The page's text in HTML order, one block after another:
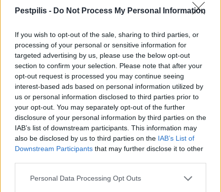
Pestpilis - Do Not Process My Personal Information
If you wish to opt-out of the sale, sharing to third parties, or
processing of your personal or sensitive information for
targeted advertising by us, please use the below opt-out
section to confirm your selection. Please note that after your
opt-out request is processed you may continue seeing
interest-based ads based on personal information utilized by
us or personal information disclosed to third parties prior to
your opt-out. You may separately opt-out of the further
disclosure of your personal information by third parties on the
IAB’s list of downstream participants. This information may
also be disclosed by us to third parties on the IAB’s List of
Downstream Participants that may further disclose it to other
Personal Data Processing Opt Outs
Hódmezővásárhely jó hírű református
iskoláját
Látványos építési szakasz indult be a
Flórián téri felüljárón
Paks II.: Mit jelent az 5. blokk új
mérföldköve a felülvizsgálat
árnyékában?